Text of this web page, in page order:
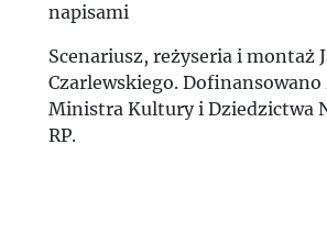
napisami
Scenariusz, reżyseria i montaż
Czarlewskiego. Dofinansowano
Ministra Kultury i Dziedzictwa
RP.